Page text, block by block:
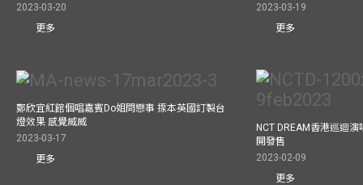
2023-03-20
更多
2023-03-19
更多
鄭欣宜紅館個唱嘉賓Do姐問戀事 揼本英國訂製台
燈效果 感覺威威
2023-03-17
更多
NCT DREAM香港巡迴
開發售
2023-02-09
更多